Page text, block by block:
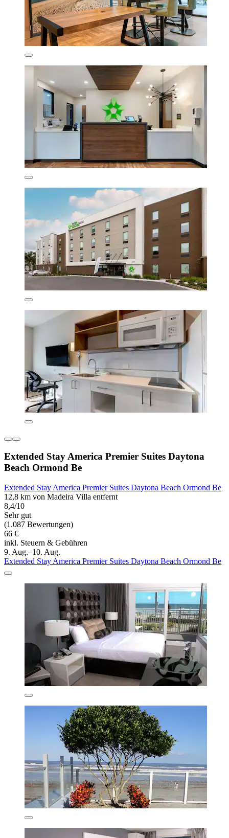
Extended Stay America Premier Suites Daytona
Beach Ormond Be
Extended Stay America Premier Suites Daytona Beach Ormond Be
12,8 km von Madeira Villa entfernt
8,4/10
Sehr gut
(1.087 Bewertungen)
66 €
inkl. Steuern & Gebühren
9. Aug.–10. Aug.
Extended Stay America Premier Suites Daytona Beach Ormond Be